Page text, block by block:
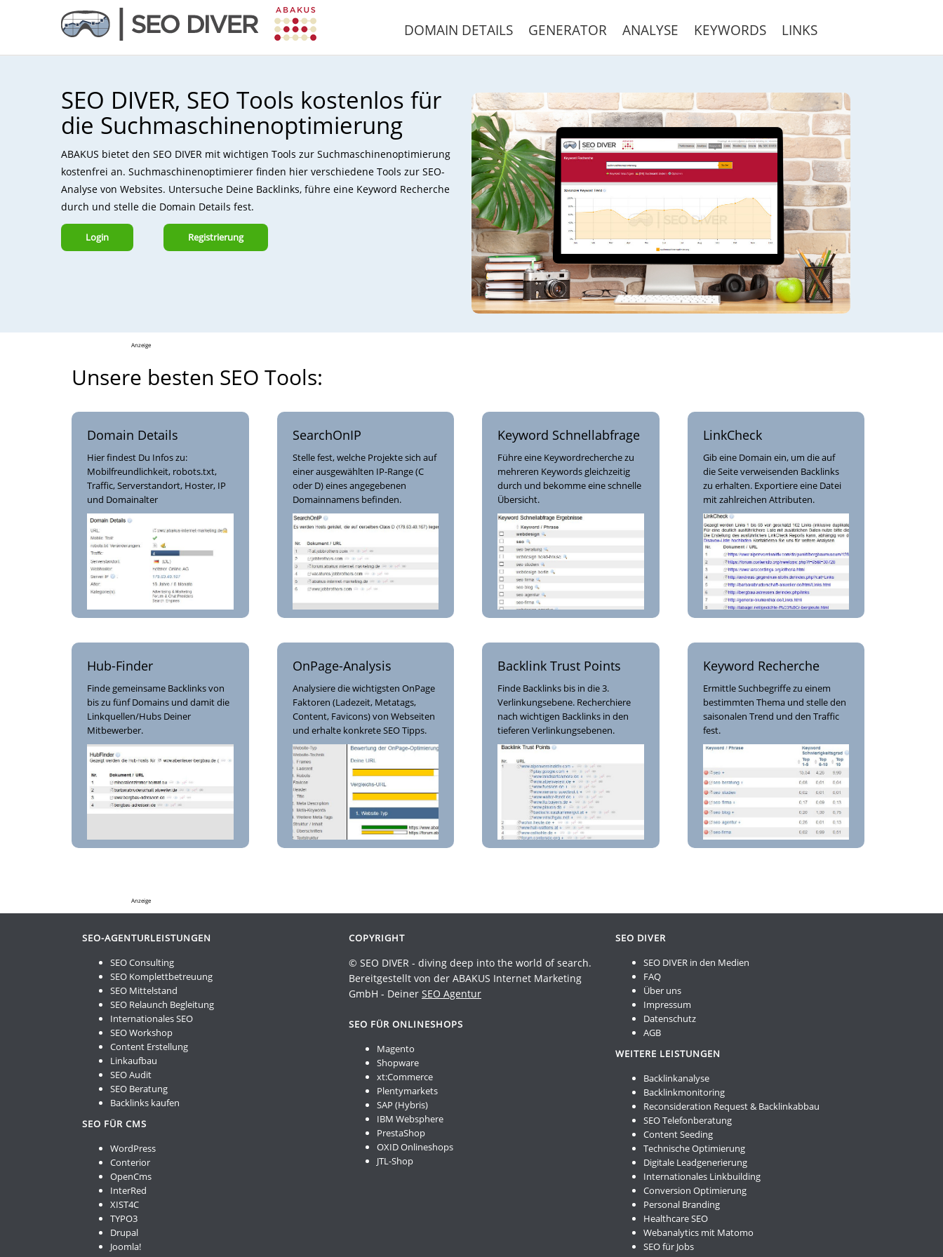
DOMAIN DETAILS GENERATOR ANALYSE KEYWORDS LINKS
SEO DIVER, SEO Tools kostenlos für
die Suchmaschinenoptimierung
ABAKUS bietet den SEO DIVER mit wichtigen Tools zur Suchmaschinenoptimierung
kostenfrei an. Suchmaschinenoptimierer finden hier verschiedene Tools zur SEO-
Analyse von Websites. Untersuche Deine Backlinks, führe eine Keyword Recherche
durch und stelle die Domain Details fest.
Login Registrierung
Anzeige
Unsere besten SEO Tools:
Domain Details
Hier findest Du Infos zu:
Mobilfreundlichkeit, robots.txt,
Traffic, Serverstandort, Hoster, IP
und Domainalter
SearchOnIP
Stelle fest, welche Projekte sich auf
einer ausgewählten IP-Range (C
oder D) eines angegebenen
Domainnamens befinden.
Keyword Schnellabfrage
Führe eine Keywordrecherche zu
mehreren Keywords gleichzeitig
durch und bekomme eine schnelle
Übersicht.
LinkCheck
Gib eine Domain ein, um die auf
die Seite verweisenden Backlinks
zu erhalten. Exportiere eine Datei
mit zahlreichen Attributen.
Hub-Finder
Finde gemeinsame Backlinks von
bis zu fünf Domains und damit die
Linkquellen/Hubs Deiner
Mitbewerber.
OnPage-Analysis
Analysiere die wichtigsten OnPage
Faktoren (Ladezeit, Metatags,
Content, Favicons) von Webseiten
und erhalte konkrete SEO Tipps.
Backlink Trust Points
Finde Backlinks bis in die 3.
Verlinkungsebene. Recherchiere
nach wichtigen Backlinks in den
tieferen Verlinkungsebenen.
Keyword Recherche
Ermittle Suchbegriffe zu einem
bestimmten Thema und stelle den
saisonalen Trend und den Traffic
fest.
Anzeige
SEO-AGENTURLEISTUNGEN
SEO Consulting
SEO Komplettbetreuung
SEO Mittelstand
SEO Relaunch Begleitung
Internationales SEO
SEO Workshop
Content Erstellung
Linkaufbau
SEO Audit
SEO Beratung
Backlinks kaufen
SEO FÜR CMS
WordPress
Conterior
OpenCms
InterRed
XIST4C
TYPO3
Drupal
Joomla!
COPYRIGHT
© SEO DIVER - diving deep into the world of search.
Bereitgestellt von der ABAKUS Internet Marketing
GmbH - Deiner SEO Agentur
SEO FÜR ONLINESHOPS
Magento
Shopware
xt:Commerce
Plentymarkets
SAP (Hybris)
IBM Websphere
PrestaShop
OXID Onlineshops
JTL-Shop
SEO DIVER
SEO DIVER in den Medien
FAQ
Über uns
Impressum
Datenschutz
AGB
WEITERE LEISTUNGEN
Backlinkanalyse
Backlinkmonitoring
Reconsideration Request & Backlinkabbau
SEO Telefonberatung
Content Seeding
Technische Optimierung
Digitale Leadgenerierung
Internationales Linkbuilding
Conversion Optimierung
Personal Branding
Healthcare SEO
Webanalytics mit Matomo
SEO für Jobs